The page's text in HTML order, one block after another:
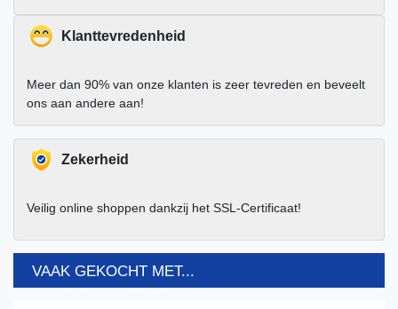
Klanttevredenheid
Meer dan 90% van onze klanten is zeer tevreden en beveelt
ons aan andere aan!
Zekerheid
Veilig online shoppen dankzij het SSL-Certificaat!
VAAK GEKOCHT MET...